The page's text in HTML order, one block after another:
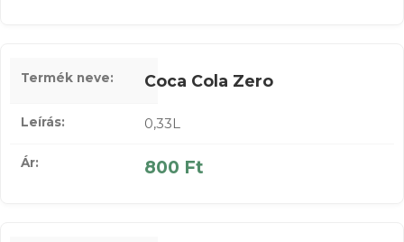
Coca Cola Zero
0,33L
800 Ft